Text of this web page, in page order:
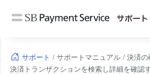
サポート / サポートマニュアル / 決済の
決済トランザクションを検索し詳細を確認